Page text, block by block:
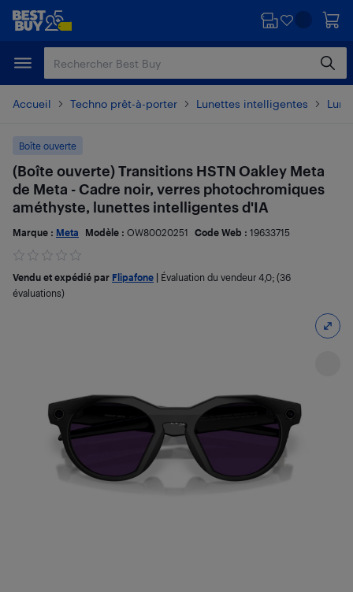
Passer
principal
Passer
Accueil Techno prêt-à-porter Lunettes intelligentes
Boîte ouverte
(Boîte ouverte) Transitions HSTN Oakley Meta
de Meta - Cadre noir, verres photochromiques
améthyste, lunettes intelligentes d'IA
Marque : Meta Modèle : OW80020251 Code Web : 19633715
Vendu et expédié par Flipafone Évaluation du vendeur 4,0; (36
évaluations)